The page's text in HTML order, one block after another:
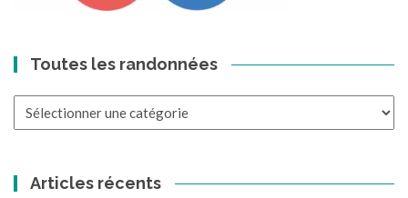
Toutes les randonnées
Toutes
Articles récents